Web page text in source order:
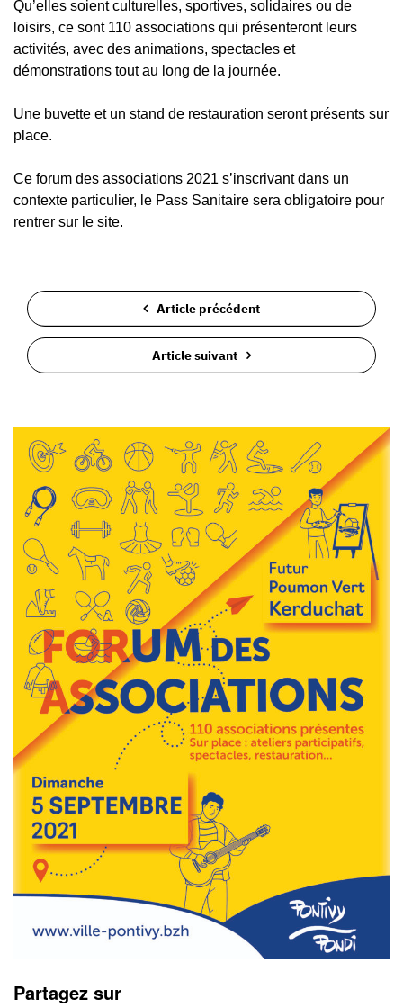
Qu’elles soient culturelles, sportives, solidaires ou de
loisirs, ce sont 110 associations qui présenteront leurs
activités, avec des animations, spectacles et
démonstrations tout au long de la journée.
Une buvette et un stand de restauration seront présents sur
place.
Ce forum des associations 2021 s’inscrivant dans un
contexte particulier, le Pass Sanitaire sera obligatoire pour
rentrer sur le site.
Article précédent
Article suivant
Partagez sur